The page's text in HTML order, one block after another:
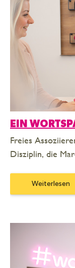
EIN
Freies
Disziplin, die
Weiterlesen